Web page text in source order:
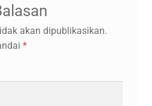
akan dipublikasikan.
*